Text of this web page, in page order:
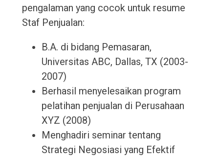
pengalaman yang cocok untuk resume
Staf Penjualan:
B.A. di bidang Pemasaran,
Universitas ABC, Dallas, TX (2003-
2007)
Berhasil menyelesaikan program
pelatihan penjualan di Perusahaan
XYZ (2008)
Menghadiri seminar tentang
Strategi Negosiasi yang Efektif